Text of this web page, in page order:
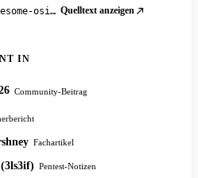
github.com/jivoi/awesome-osint Quelltext anzeigen
IN
Community-Beitrag
Fachartikel
Pentest-Notizen